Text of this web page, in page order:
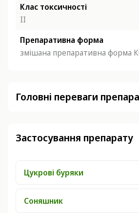
Клас токсичності
ІІ
Препаративна форма
змішана препаративна форма
Головні переваги
Застосування препарату
Цукрові буряки
Соняшник